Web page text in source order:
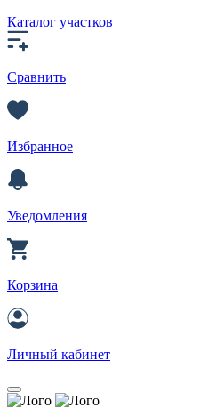
Каталог участков
Сравнить
Избранное
Уведомления
Корзина
Личный кабинет